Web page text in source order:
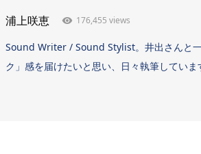
浦上咲恵 176,455 views
Sound Writer / Sound Stylist。井出さんと
ク」感を届けたいと思い、日々執筆していま